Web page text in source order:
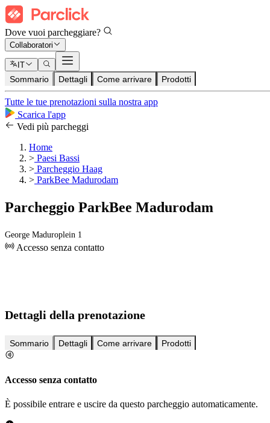
Dove vuoi parcheggiare?
Collaboratori
IT
Sommario Dettagli Come arrivare Prodotti
Tutte le tue prenotazioni sulla nostra app
Scarica l'app
Vedi più parcheggi
Home
> Paesi Bassi
> Parcheggio Haag
> ParkBee Madurodam
Parcheggio ParkBee Madurodam
George Maduroplein 1
Accesso senza contatto
Dettagli della prenotazione
Sommario Dettagli Come arrivare Prodotti
Accesso senza contatto
È possibile entrare e uscire da questo parcheggio automaticamente.